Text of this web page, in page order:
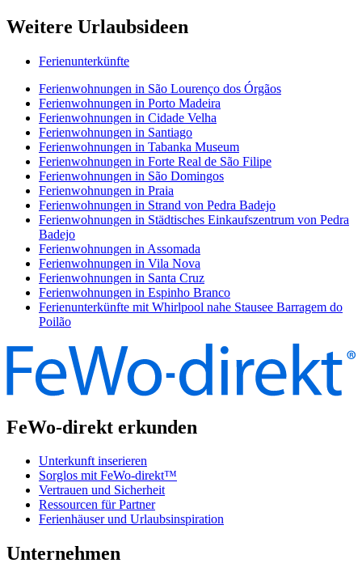
Weitere Urlaubsideen
Ferienunterkünfte
Ferienwohnungen in São Lourenço dos Órgãos
Ferienwohnungen in Porto Madeira
Ferienwohnungen in Cidade Velha
Ferienwohnungen in Santiago
Ferienwohnungen in Tabanka Museum
Ferienwohnungen in Forte Real de São Filipe
Ferienwohnungen in São Domingos
Ferienwohnungen in Praia
Ferienwohnungen in Strand von Pedra Badejo
Ferienwohnungen in Städtisches Einkaufszentrum von Pedra
Badejo
Ferienwohnungen in Assomada
Ferienwohnungen in Vila Nova
Ferienwohnungen in Santa Cruz
Ferienwohnungen in Espinho Branco
Ferienunterkünfte mit Whirlpool nahe Stausee Barragem do
Poilão
FeWo-direkt erkunden
Unterkunft inserieren
Sorglos mit FeWo-direkt™
Vertrauen und Sicherheit
Ressourcen für Partner
Ferienhäuser und Urlaubsinspiration
Unternehmen